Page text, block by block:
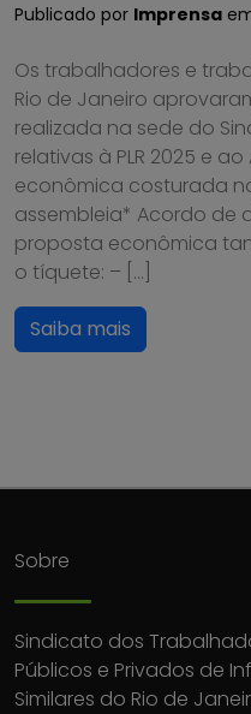
Publicado por Imprensa
Os trabalhadores e
Rio de Janeiro
realizada na sede do
relativas à PLR 2025 e
econômica costurada
assembleia* Acordo de
proposta econômica
o tíquete: – […]
Saiba mais
Sobre
Sindicato dos
Públicos e Privados de
Similares do Rio de